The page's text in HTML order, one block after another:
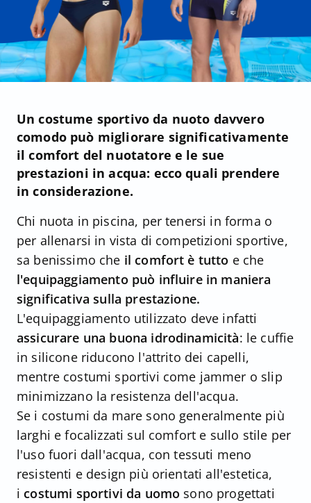
Un costume sportivo da nuoto davvero
comodo può migliorare significativamente
il comfort del nuotatore e le sue
prestazioni in acqua: ecco quali prendere
in considerazione.
Chi nuota in piscina, per tenersi in forma o
per allenarsi in vista di competizioni sportive,
sa benissimo che il comfort è tutto e che
l'equipaggiamento può influire in maniera
significativa sulla prestazione.
L'equipaggiamento utilizzato deve infatti
assicurare una buona idrodinamicità: le cuffie
in silicone riducono l'attrito dei capelli,
mentre costumi sportivi come jammer o slip
minimizzano la resistenza dell'acqua.
Se i costumi da mare sono generalmente più
larghi e focalizzati sul comfort e sullo stile per
l'uso fuori dall'acqua, con tessuti meno
resistenti e design più orientati all'estetica,
i costumi sportivi da uomo sono progettati